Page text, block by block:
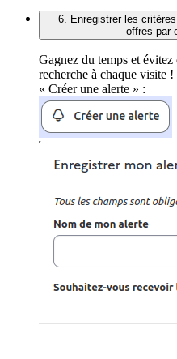
6. Enregistrer les
offres par
Gagnez du temps et
recherche à chaque visite
« Créer une alerte » :